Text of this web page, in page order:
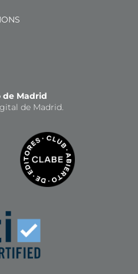
de Madrid
de Madrid.